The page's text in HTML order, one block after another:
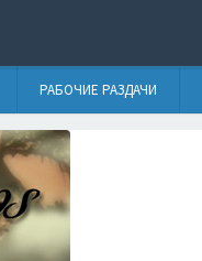
РАБОЧИЕ РАЗДАЧИ